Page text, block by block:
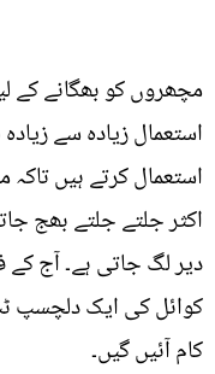
مچھروں کو بھگانے کے
استعمال زیادہ سے
استعمال کرتے ہیں
اکثر جلتے جلتے بھج
دیر لگ جاتی ہے۔ آج
کوائل کی ایک دلچسپ
کام آئیں گیں۔